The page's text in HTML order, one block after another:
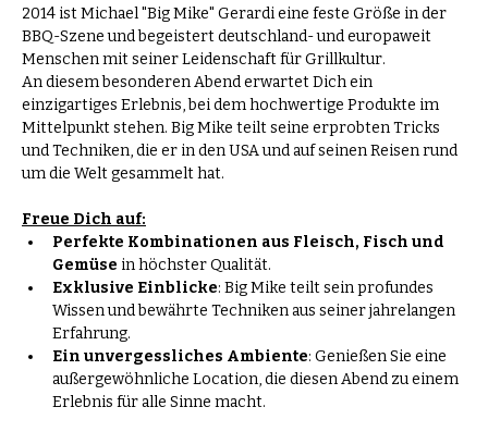
2014 ist Michael "Big Mike" Gerardi eine feste Größe in der
BBQ-Szene und begeistert deutschland- und europaweit
Menschen mit seiner Leidenschaft für Grillkultur.
An diesem besonderen Abend erwartet Dich ein
einzigartiges Erlebnis, bei dem hochwertige Produkte im
Mittelpunkt stehen. Big Mike teilt seine erprobten Tricks
und Techniken, die er in den USA und auf seinen Reisen rund
um die Welt gesammelt hat.
Freue Dich auf:
Perfekte Kombinationen aus Fleisch, Fisch und
Gemüse in höchster Qualität.
Exklusive Einblicke: Big Mike teilt sein profundes
Wissen und bewährte Techniken aus seiner jahrelangen
Erfahrung.
Ein unvergessliches Ambiente: Genießen Sie eine
außergewöhnliche Location, die diesen Abend zu einem
Erlebnis für alle Sinne macht.